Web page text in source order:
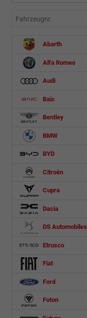
Fahrzeugnr.
Abarth
Alfa Romeo
Audi
Baic
Bentley
BMW
BYD
Citroën
Cupra
Dacia
DS Automobiles
Etrusco
Fiat
Ford
Foton